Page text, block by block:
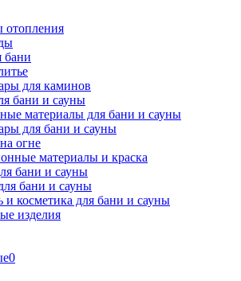
отопления
бани
для каминов
бани и сауны
материалы для бани и сауны
для бани и сауны
огне
материалы и краска
бани и сауны
бани и сауны
и косметика для бани и сауны
изделия
0